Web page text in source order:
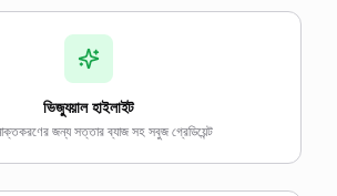
ভিজ্যুয়াল হাইলাইট
জন্য সত্তার ব্যাজ সহ সবুজ গ্রেডিয়েন্ট